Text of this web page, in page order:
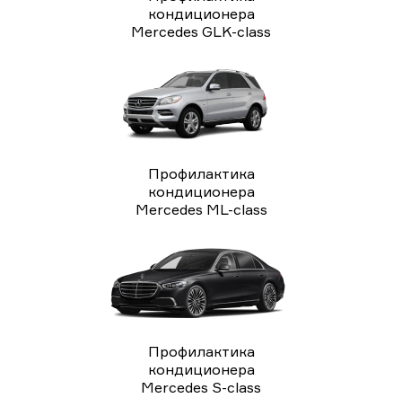
кондиционера
Mercedes GLK-class
Профилактика
кондиционера
Mercedes ML-class
Профилактика
кондиционера
Mercedes S-class